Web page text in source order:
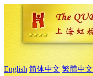
English 简体中文 繁體中文